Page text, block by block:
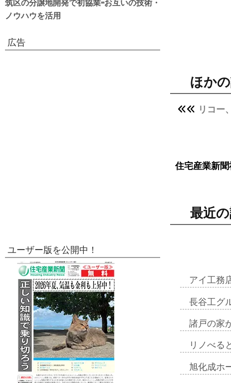
ほか
リコー
住宅産業新聞
最近
アイ工務
長谷工グ
諸戸の家
リノべる
旭化成ホ
ノウハウを活用
広告
ユーザー版を公開中！